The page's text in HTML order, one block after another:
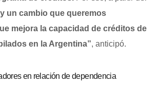
un cambio que queremos
mejora la capacidad de créditos de
en la Argentina”, anticipó.
en relación de dependencia